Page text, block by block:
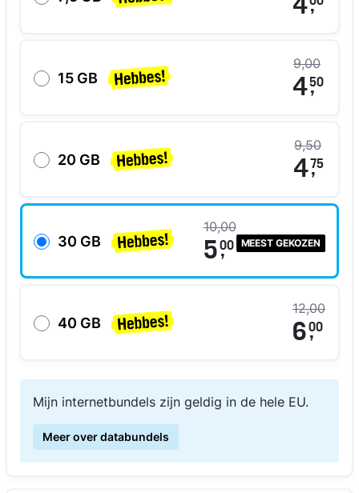
4,
15 GB
9,00
4,
50
20 GB
9,50
4,75
30 GB MEEST GEKOZEN
10,00
5,
00
40 GB
12,00
6,
00
Mijn internetbundels zijn geldig in de hele EU.
Meer over databundels